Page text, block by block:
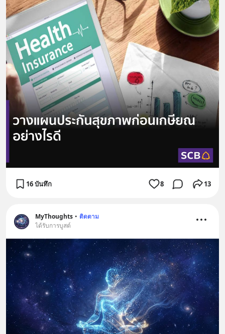
16 บันทึก 8 13
MyThoughts • ติดตาม
ได้รับการบูสต์